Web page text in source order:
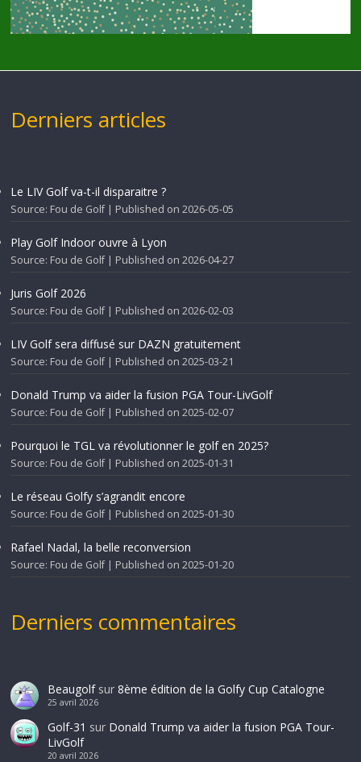
Derniers articles
Le LIV Golf va-t-il disparaitre ?
Source: Fou de Golf Published on 2026-05-05
Play Golf Indoor ouvre à Lyon
Source: Fou de Golf Published on 2026-04-27
Juris Golf 2026
Source: Fou de Golf Published on 2026-02-03
LIV Golf sera diffusé sur DAZN gratuitement
Source: Fou de Golf Published on 2025-03-21
Donald Trump va aider la fusion PGA Tour-LivGolf
Source: Fou de Golf Published on 2025-02-07
Pourquoi le TGL va révolutionner le golf en 2025?
Source: Fou de Golf Published on 2025-01-31
Le réseau Golfy s’agrandit encore
Source: Fou de Golf Published on 2025-01-30
Rafael Nadal, la belle reconversion
Source: Fou de Golf Published on 2025-01-20
Derniers commentaires
Beaugolfsur 8ème édition de la Golfy Cup Catalogne
25 avril 2026
Golf-31 sur Donald Trump va aider la fusion PGA Tour-
LivGolf
20 avril 2026